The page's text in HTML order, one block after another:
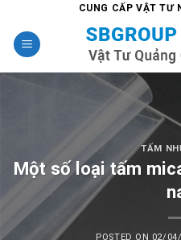
content
CUNG CẤP VẬT TƯ
TẤM
Một số loại tấm
POSTED ON 02/